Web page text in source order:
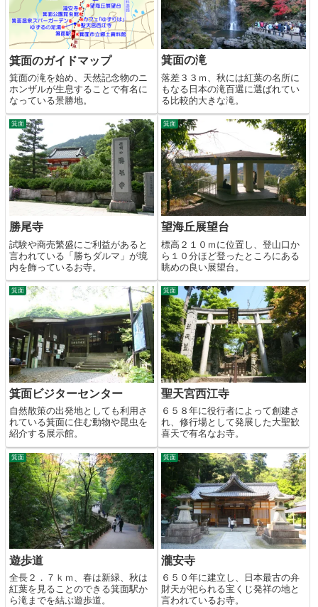
箕面のガイドマップ
箕面の滝を始め、天然記念物のニ
ホンザルが生息することで有名に
なっている景勝地。
箕面の滝
落差３３ｍ、秋には紅葉の名所に
もなる日本の滝百選に選ばれてい
る比較的大きな滝。
箕面
勝尾寺
試験や商売繁盛にご利益があると
言われている「勝ちダルマ」が境
内を飾っているお寺。
箕面
望海丘展望台
標高２１０ｍに位置し、登山口か
ら１０分ほど登ったところにある
眺めの良い展望台。
箕面
箕面ビジターセンター
自然散策の出発地としても利用さ
れている箕面に住む動物や昆虫を
紹介する展示館。
箕面
聖天宮西江寺
６５８年に役行者によって創建さ
れ、修行場として発展した大聖歓
喜天で有名なお寺。
箕面
遊歩道
全長２．７ｋｍ、春は新緑、秋は
紅葉を見ることのできる箕面駅か
ら滝までを結ぶ遊歩道。
箕面
瀧安寺
６５０年に建立し、日本最古の弁
財天が祀られる宝くじ発祥の地と
言われているお寺。